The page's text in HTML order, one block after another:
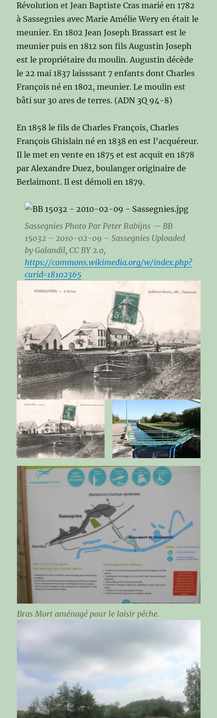
Révolution et Jean Baptiste Cras marié en 1782
à Sassegnies avec Marie Amélie Wery en était le
meunier. En 1802 Jean Joseph Brassart est le
meunier puis en 1812 son fils Augustin Joseph
est le propriétaire du moulin. Augustin décède
le 22 mai 1837 laisssant 7 enfants dont Charles
François né en 1802, meunier. Le moulin est
bâti sur 30 ares de terres. (ADN 3Q 94-8)
En 1858 le fils de Charles François, Charles
François Ghislain né en 1838 en est l’acquéreur.
Il le met en vente en 1875 et est acquit en 1878
par Alexandre Duez, boulanger originaire de
Berlaimont. Il est démoli en 1879.
Sassegnies Photo Par Peter Rabijns — BB
15032 – 2010-02-09 – Sassegnies Uploaded
by Galandil, CC BY 2.0,
https://commons.wikimedia.org/w/index.php?
curid=18102365
Bras Mort aménagé pour le loisir pêche.